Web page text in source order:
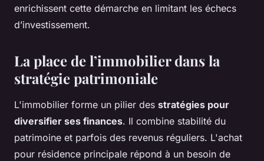
enrichissent cette démarche en limitant les échecs
d’investissement.
La place de l’immobilier dans la
stratégie patrimoniale
L'immobilier forme un pilier des stratégies pour
diversifier ses finances. Il combine stabilité du
patrimoine et parfois des revenus réguliers. L'achat
pour résidence principale répond à un besoin de